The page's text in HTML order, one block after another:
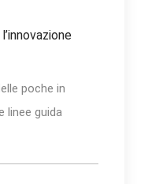
poche in
linee guida